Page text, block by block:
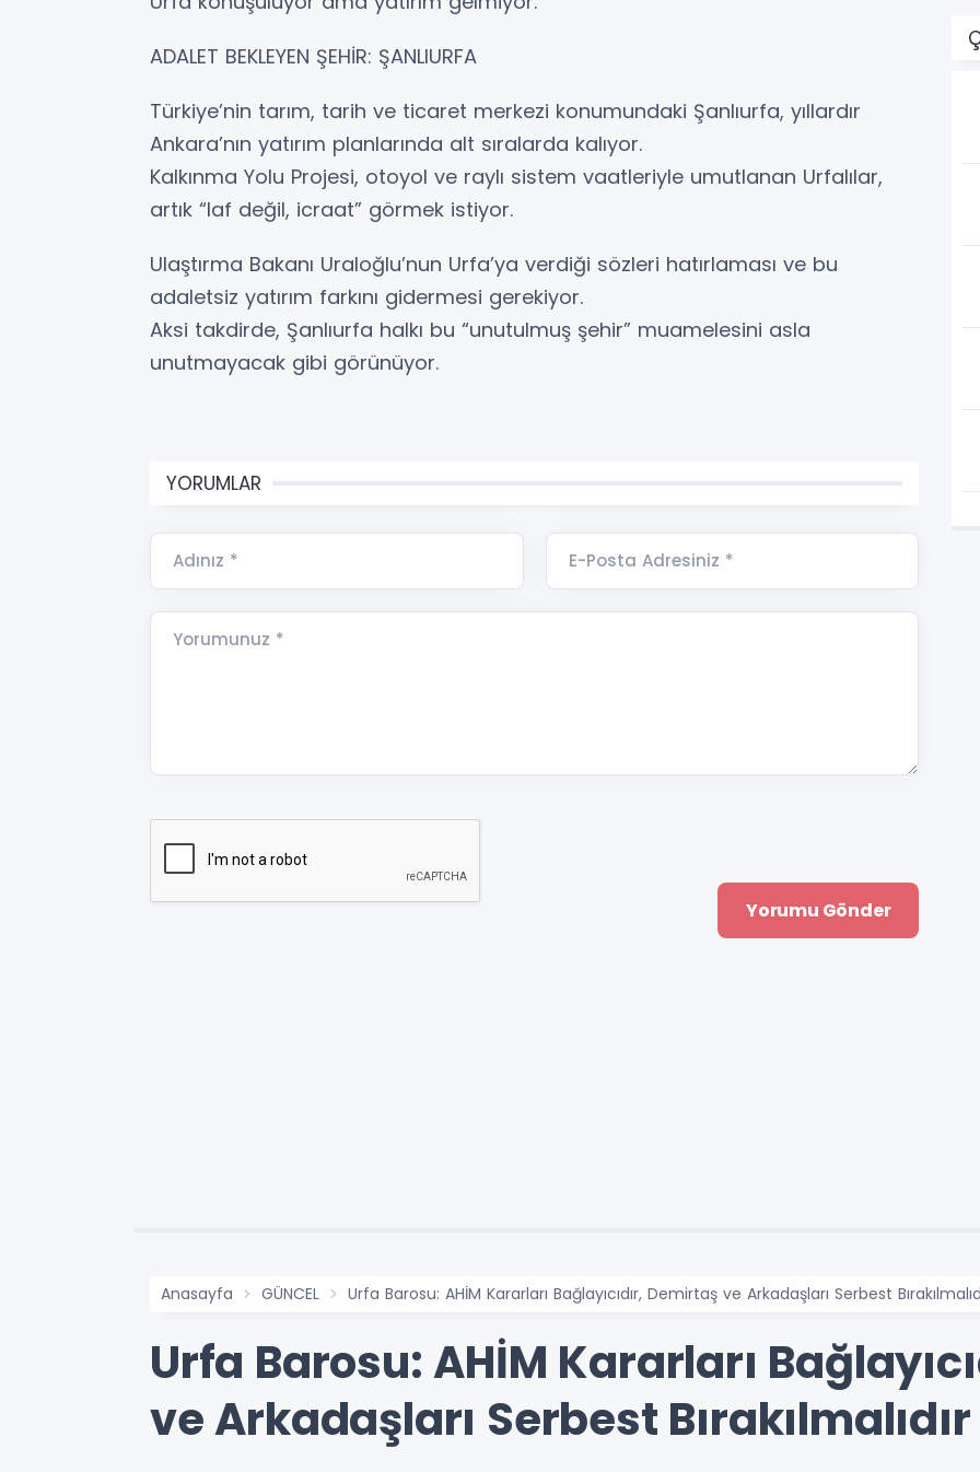
ADALET BEKLEYEN ŞEHİR: ŞANLIURFA
Türkiye’nin tarım, tarih ve ticaret merkezi konumundaki Şanlıurfa, yıllardır
Ankara’nın yatırım planlarında alt sıralarda kalıyor.
Kalkınma Yolu Projesi, otoyol ve raylı sistem vaatleriyle umutlanan Urfalılar,
artık “laf değil, icraat” görmek istiyor.
Ulaştırma Bakanı Uraloğlu’nun Urfa’ya verdiği sözleri hatırlaması ve bu
adaletsiz yatırım farkını gidermesi gerekiyor.
Aksi takdirde, Şanlıurfa halkı bu “unutulmuş şehir” muamelesini asla
unutmayacak gibi görünüyor.
YORUMLAR
Adınız * E-Posta Adresiniz *
Yorumunuz *
Anasayfa GÜNCEL Urfa Barosu: AHİM Kararları Bağlayıcıdır, Demirtaş ve Arkadaşları Serbest
Urfa Barosu: AHİM Kararları
ve Arkadaşları Serbest Bırakılmalıdır